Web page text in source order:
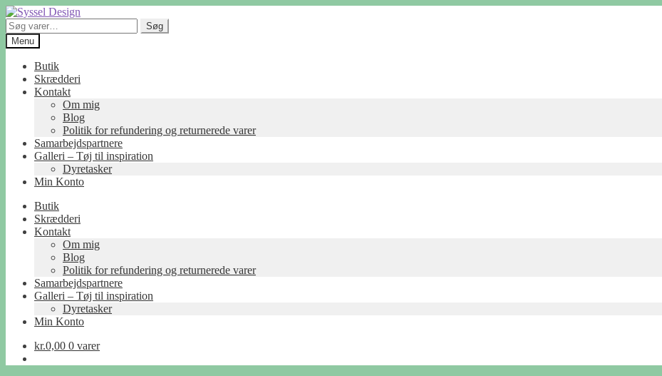
Spring
til
navigation
Spring
til
indhold
Søg
efter:
Søg
Menu
Butik
Skrædderi
Kontakt
Om mig
Blog
Politik for refundering og returnerede varer
Samarbejdspartnere
Galleri – Tøj til inspiration
Dyretasker
Min Konto
Butik
Skrædderi
Kontakt
Om mig
Blog
Politik for refundering og returnerede varer
Samarbejdspartnere
Galleri – Tøj til inspiration
Dyretasker
Min Konto
kr.0,00 0 varer